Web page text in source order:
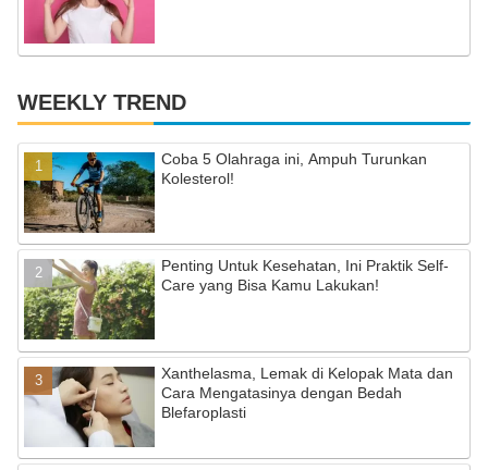
WEEKLY TREND
Coba 5 Olahraga ini, Ampuh Turunkan
Kolesterol!
Penting Untuk Kesehatan, Ini Praktik Self-
Care yang Bisa Kamu Lakukan!
Xanthelasma, Lemak di Kelopak Mata dan
Cara Mengatasinya dengan Bedah
Blefaroplasti